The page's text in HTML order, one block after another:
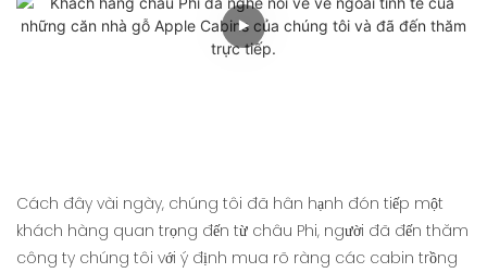
Cách đây vài ngày, chúng tôi đã hân hạnh đón tiếp một
khách hàng quan trọng đến từ châu Phi, người đã đến thăm
công ty chúng tôi với ý định mua rõ ràng các cabin trồng